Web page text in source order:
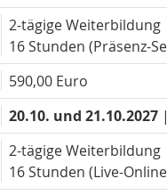
2-tägige Weiterbildung
16 Stunden (Präsenz-
590,00 Euro
20.10. und 21.10.2027|
2-tägige Weiterbildung
16 Stunden (Live-